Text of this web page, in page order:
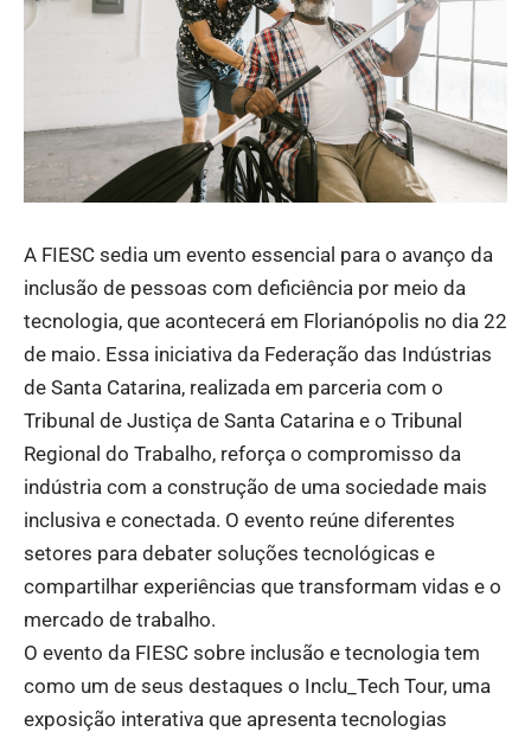
A FIESC sedia um evento essencial para o avanço da
inclusão de pessoas com deficiência por meio da
tecnologia, que acontecerá em Florianópolis no dia 22
de maio. Essa iniciativa da Federação das Indústrias
de Santa Catarina, realizada em parceria com o
Tribunal de Justiça de Santa Catarina e o Tribunal
Regional do Trabalho, reforça o compromisso da
indústria com a construção de uma sociedade mais
inclusiva e conectada. O evento reúne diferentes
setores para debater soluções tecnológicas e
compartilhar experiências que transformam vidas e o
mercado de trabalho.
O evento da FIESC sobre inclusão e tecnologia tem
como um de seus destaques o Inclu_Tech Tour, uma
exposição interativa que apresenta tecnologias